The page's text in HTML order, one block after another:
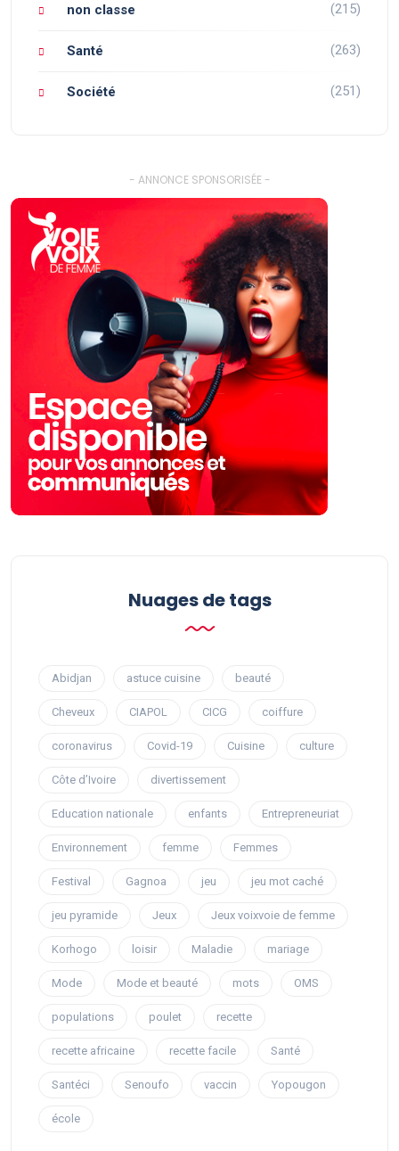
non classe (215)
Santé (263)
Société (251)
- ANNONCE SPONSORISÉE -
Nuages ​​de tags
Abidjan astuce cuisine beauté
Cheveux CIAPOL CICG coiffure
coronavirus Covid-19 Cuisine culture
Côte d’Ivoire divertissement
Education nationale enfants Entrepreneuriat
Environnement femme Femmes
Festival Gagnoa jeu jeu mot caché
jeu pyramide Jeux Jeux voixvoie de femme
Korhogo loisir Maladie mariage
Mode Mode et beauté mots OMS
populations poulet recette
recette africaine recette facile Santé
Santéci Senoufo vaccin Yopougon
école